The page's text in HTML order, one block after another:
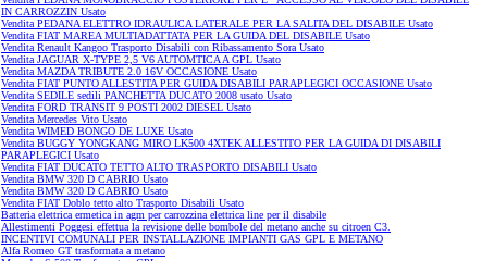
IN CARROZZIN Usato
Vendita PEDANA ELETTRO IDRAULICA LATERALE PER LA SALITA DEL DISABILE Usato
Vendita FIAT MAREA MULTIADATTATA PER LA GUIDA DEL DISABILE Usato
Vendita Renault Kangoo Trasporto Disabili con Ribassamento Sora Usato
Vendita JAGUAR X-TYPE 2,5 V6 AUTOMTICA A GPL Usato
Vendita MAZDA TRIBUTE 2.0 16V OCCASIONE Usato
Vendita FIAT PUNTO ALLESTITA PER GUIDA DISABILI PARAPLEGICI OCCASIONE Usato
Vendita SEDILE sedili PANCHETTA DUCATO 2008 usato Usato
Vendita FORD TRANSIT 9 POSTI 2002 DIESEL Usato
Vendita Mercedes Vito Usato
Vendita WIMED BONGO DE LUXE Usato
Vendita BUGGY YONGKANG MIRO LK500 4XTEK ALLESTITO PER LA GUIDA DI DISABILI
PARAPLEGICI Usato
Vendita FIAT DUCATO TETTO ALTO TRASPORTO DISABILI Usato
Vendita BMW 320 D CABRIO Usato
Vendita BMW 320 D CABRIO Usato
Vendita FIAT Doblo tetto alto Trasporto Disabili Usato
Batteria elettrica ermetica in agm per carrozzina elettrica line per il disabile
Allestimenti Poggesi effettua la revisione delle bombole del metano anche su citroen C3.
INCENTIVI COMUNALI PER INSTALLAZIONE IMPIANTI GAS GPL E METANO
Alfa Romeo GT trasformata a metano